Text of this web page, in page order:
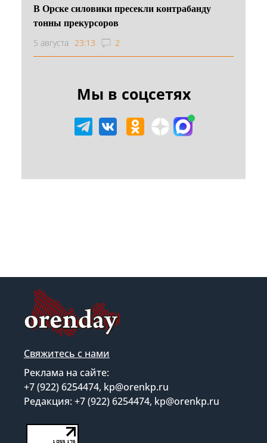
В Орске силовики пресекли контрабанду
тонны прекурсоров
5 августа 23:13 2
Мы в соцсетях
Свяжитесь с нами
Реклама на сайте:
+7 (922) 6254474, kp@orenkp.ru
Редакция: +7 (922) 6254474, kp@orenkp.ru